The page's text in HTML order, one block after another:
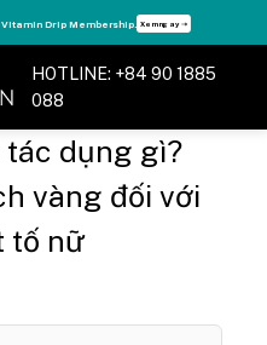
Vitamin Drip Membership. Xem ngay ➝
HOTLINE: +84 90 1885
088
dụng gì?
vàng đối với
tố nữ